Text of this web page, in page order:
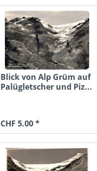
Blick von Alp Grüm auf
Palügletscher und Piz...
CHF 5.00 *